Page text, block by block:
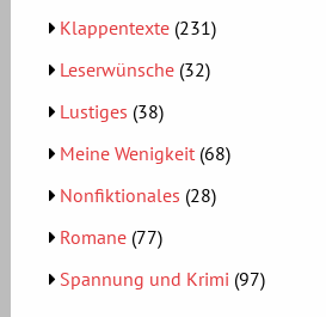
Klappentexte (231)
Leserwünsche (32)
Lustiges (38)
Meine Wenigkeit (68)
Nonfiktionales (28)
Romane (77)
Spannung und Krimi (97)